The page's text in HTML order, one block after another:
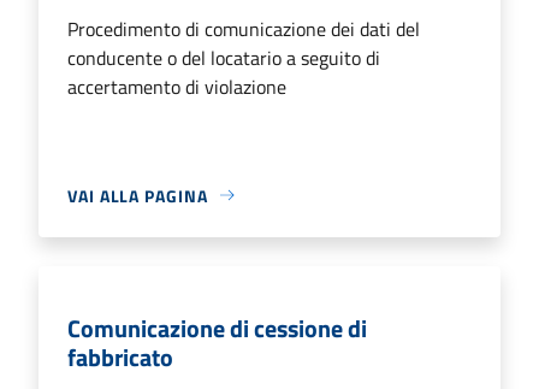
Procedimento di comunicazione dei dati del
conducente o del locatario a seguito di
accertamento di violazione
VAI ALLA PAGINA
Comunicazione di cessione di
fabbricato